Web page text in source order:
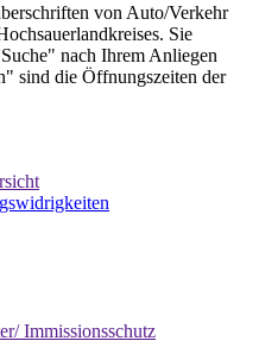
von Auto/Verkehr
Sie
nach Ihrem Anliegen
sind die Öffnungszeiten der
Immissionsschutz